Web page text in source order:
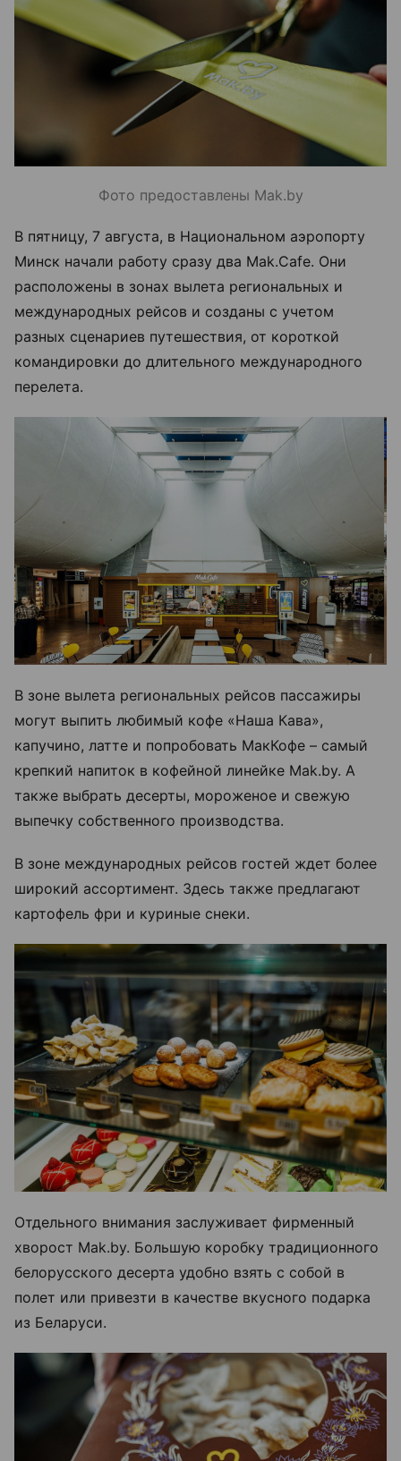
Фото предоставлены Mak.by
В пятницу, 7 августа, в Национальном аэропорту
Минск начали работу сразу два Mak.Cafe. Они
расположены в зонах вылета региональных и
международных рейсов и созданы с учетом
разных сценариев путешествия, от короткой
командировки до длительного международного
перелета.
В зоне вылета региональных рейсов пассажиры
могут выпить любимый кофе «Наша Кава»,
капучино, латте и попробовать МакКофе – самый
крепкий напиток в кофейной линейке Mak.by. А
также выбрать десерты, мороженое и свежую
выпечку собственного производства.
В зоне международных рейсов гостей ждет более
широкий ассортимент. Здесь также предлагают
картофель фри и куриные снеки.
Отдельного внимания заслуживает фирменный
хворост Mak.by. Большую коробку традиционного
белорусского десерта удобно взять с собой в
полет или привезти в качестве вкусного подарка
из Беларуси.